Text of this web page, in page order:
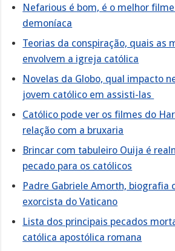
Nefarious é bom, é o melhor
demoníaca
Teorias da conspiração, quais as
envolvem a igreja católica
Novelas da Globo, qual impacto
jovem católico em assisti-las
Católico pode ver os filmes do
relação com a bruxaria
Brincar com tabuleiro Ouija é
pecado para os católicos
Padre Gabriele Amorth, biografia
exorcista do Vaticano
Lista dos principais pecados
católica apostólica romana